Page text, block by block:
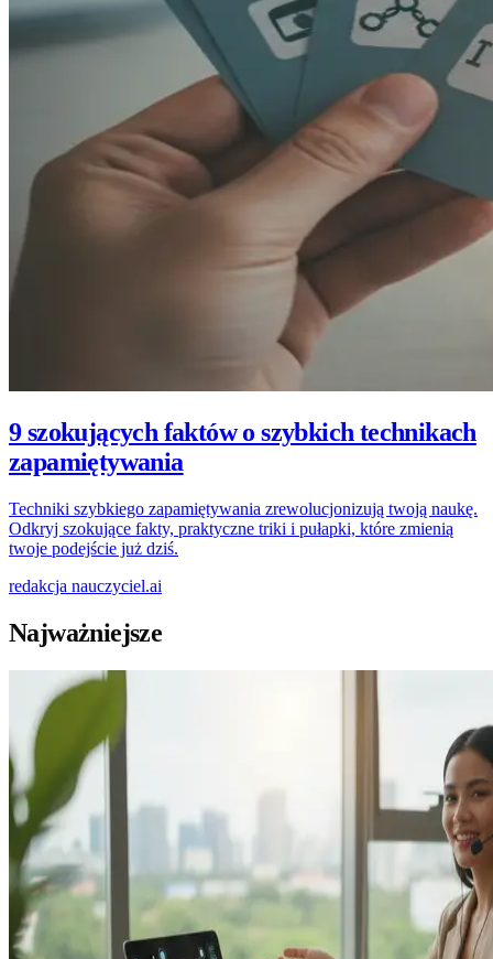
9 szokujących faktów o szybkich technikach
zapamiętywania
Techniki szybkiego zapamiętywania zrewolucjonizują twoją naukę.
Odkryj szokujące fakty, praktyczne triki i pułapki, które zmienią
twoje podejście już dziś.
redakcja nauczyciel.ai
Najważniejsze